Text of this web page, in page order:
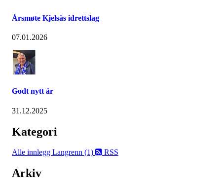
Årsmøte Kjelsås idrettslag
07.01.2026
Godt nytt år
31.12.2025
Kategori
Alle innlegg Langrenn (1) RSS
Arkiv